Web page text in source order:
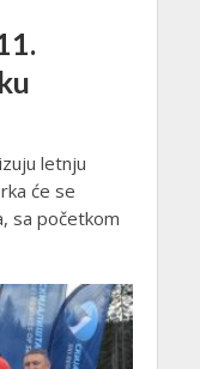
letnju
će se
sa početkom